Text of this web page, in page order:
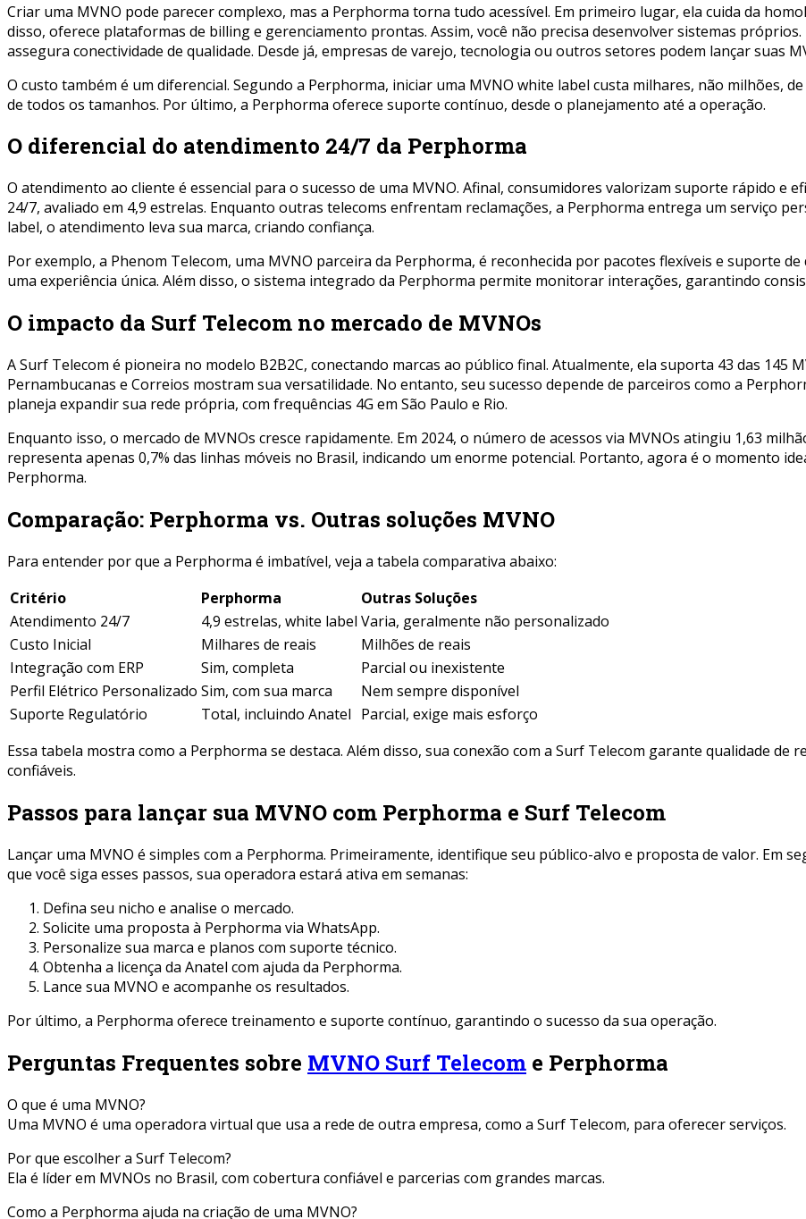
Criar uma MVNO pode parecer complexo, mas a Perphorma torna tudo acessível. Em primeiro lugar, ela cuida da
disso, oferece plataformas de billing e gerenciamento prontas. Assim, você não precisa desenvolver sistemas
assegura conectividade de qualidade. Desde já, empresas de varejo, tecnologia ou outros setores podem lançar suas
O custo também é um diferencial. Segundo a Perphorma, iniciar uma MVNO white label custa milhares, não milhões,
de todos os tamanhos. Por último, a Perphorma oferece suporte contínuo, desde o planejamento até a operação.
O diferencial do atendimento 24/7 da Perphorma
O atendimento ao cliente é essencial para o sucesso de uma MVNO. Afinal, consumidores valorizam suporte rápido e
24/7, avaliado em 4,9 estrelas. Enquanto outras telecoms enfrentam reclamações, a Perphorma entrega um serviço
label, o atendimento leva sua marca, criando confiança.
Por exemplo, a Phenom Telecom, uma MVNO parceira da Perphorma, é reconhecida por pacotes flexíveis e suporte
uma experiência única. Além disso, o sistema integrado da Perphorma permite monitorar interações, garantindo
O impacto da Surf Telecom no mercado de MVNOs
A Surf Telecom é pioneira no modelo B2B2C, conectando marcas ao público final. Atualmente, ela suporta 43 das 145
Pernambucanas e Correios mostram sua versatilidade. No entanto, seu sucesso depende de parceiros como a
planeja expandir sua rede própria, com frequências 4G em São Paulo e Rio.
Enquanto isso, o mercado de MVNOs cresce rapidamente. Em 2024, o número de acessos via MVNOs atingiu 1,63
representa apenas 0,7% das linhas móveis no Brasil, indicando um enorme potencial. Portanto, agora é o momento
Perphorma.
Comparação: Perphorma vs. Outras soluções MVNO
Para entender por que a Perphorma é imbatível, veja a tabela comparativa abaixo:
Critério
Perphorma
Outras Soluções
Atendimento 24/7
4,9 estrelas, white label Varia, geralmente não personalizado
Custo Inicial
Milhares de reais
Milhões de reais
Integração com ERP
Sim, completa
Parcial ou inexistente
Perfil Elétrico Personalizado Sim, com sua marca
Nem sempre disponível
Suporte Regulatório
Total, incluindo Anatel Parcial, exige mais esforço
Essa tabela mostra como a Perphorma se destaca. Além disso, sua conexão com a Surf Telecom garante qualidade
confiáveis.
Passos para lançar sua MVNO com Perphorma e Surf Telecom
Lançar uma MVNO é simples com a Perphorma. Primeiramente, identifique seu público-alvo e proposta de valor. Em
que você siga esses passos, sua operadora estará ativa em semanas:
Defina seu nicho e analise o mercado.
Solicite uma proposta à Perphorma via WhatsApp.
Personalize sua marca e planos com suporte técnico.
Obtenha a licença da Anatel com ajuda da Perphorma.
Lance sua MVNO e acompanhe os resultados.
Por último, a Perphorma oferece treinamento e suporte contínuo, garantindo o sucesso da sua operação.
Perguntas Frequentes sobre MVNO Surf Telecom e Perphorma
O que é uma MVNO?
Uma MVNO é uma operadora virtual que usa a rede de outra empresa, como a Surf Telecom, para oferecer serviços.
Por que escolher a Surf Telecom?
Ela é líder em MVNOs no Brasil, com cobertura confiável e parcerias com grandes marcas.
Como a Perphorma ajuda na criação de uma MVNO?